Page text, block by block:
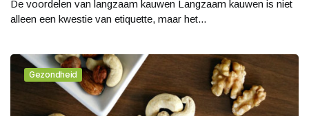
De voordelen van langzaam kauwen Langzaam kauwen is niet
alleen een kwestie van etiquette, maar het...
Gezondheid